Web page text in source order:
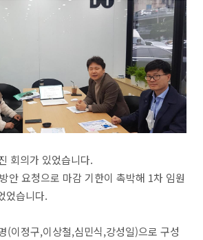
회의가 있었습니다.
안 요청으로 마감 기한이 촉박해 1차 임원
었습니다.
(이정구,이상철,심민식,강성일)으로 구성